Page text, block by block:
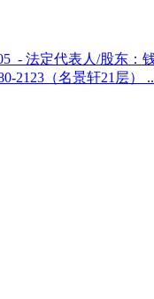
法定代表人/股东：
2123（名景轩21层）